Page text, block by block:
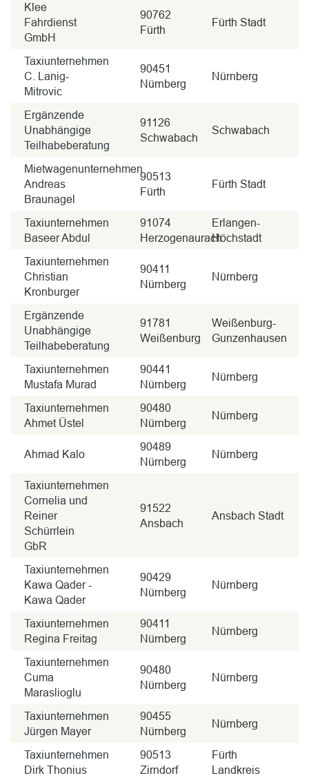
Klee
Fahrdienst
GmbH
90762
Fürth
Fürth Stadt
Taxiunternehmen
C. Lanig-
Mitrovic
90451
Nürnberg
Nürnberg
Ergänzende
Unabhängige
Teilhabeberatung
91126
Schwabach
Schwabach
Mietwagenunternehmen
Andreas
Braunagel
90513
Fürth
Fürth Stadt
Taxiunternehmen
Baseer Abdul
91074
Herzogenaurach
Erlangen-
Höchstadt
Taxiunternehmen
Christian
Kronburger
90411
Nürnberg
Nürnberg
Ergänzende
Unabhängige
Teilhabeberatung
91781
Weißenburg
Weißenburg-
Gunzenhausen
Taxiunternehmen
Mustafa Murad
90441
Nürnberg
Nürnberg
Taxiunternehmen
Ahmet Üstel
90480
Nürnberg
Nürnberg
Ahmad Kalo
90489
Nürnberg
Nürnberg
Taxiunternehmen
Cornelia und
Reiner
Schürrlein
GbR
91522
Ansbach
Ansbach Stadt
Taxiunternehmen
Kawa Qader -
Kawa Qader
90429
Nürnberg
Nürnberg
Taxiunternehmen
Regina Freitag
90411
Nürnberg
Nürnberg
Taxiunternehmen
Cuma
Maraslioglu
90480
Nürnberg
Nürnberg
Taxiunternehmen
Jürgen Mayer
90455
Nürnberg
Nürnberg
Taxiunternehmen
Dirk Thonius
90513
Zirndorf
Fürth
Landkreis